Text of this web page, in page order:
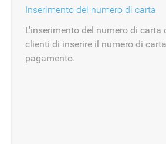
Inserimento del numero di carta
L'inserimento del numero di carta
clienti di inserire il numero di
pagamento.